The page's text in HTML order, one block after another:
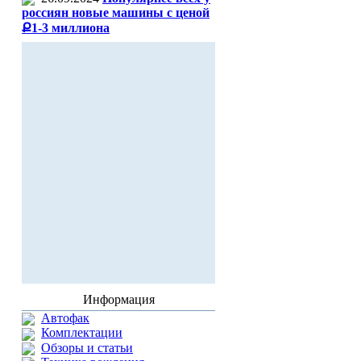
россиян новые машины с ценой
Ք1-3 миллиона
Информация
Автофак
Комплектации
Обзоры и статьи